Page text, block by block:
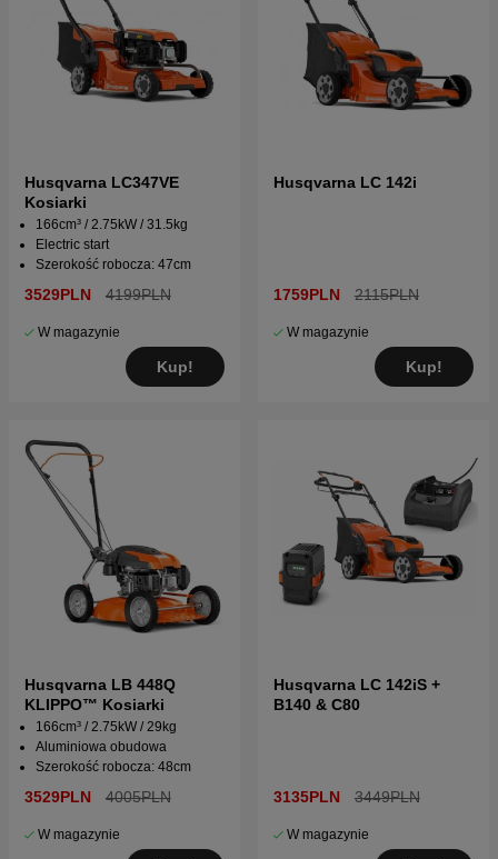
Husqvarna LC347VE
Kosiarki
166cm³ / 2.75kW / 31.5kg
Electric start
Szerokość robocza: 47cm
3529PLN 4199PLN
W magazynie
Kup!
Husqvarna LC 142i
1759PLN 2115PLN
W magazynie
Kup!
Husqvarna LB 448Q
KLIPPO™ Kosiarki
166cm³ / 2.75kW / 29kg
Aluminiowa obudowa
Szerokość robocza: 48cm
3529PLN 4005PLN
W magazynie
Husqvarna LC 142iS +
B140 & C80
3135PLN 3449PLN
W magazynie